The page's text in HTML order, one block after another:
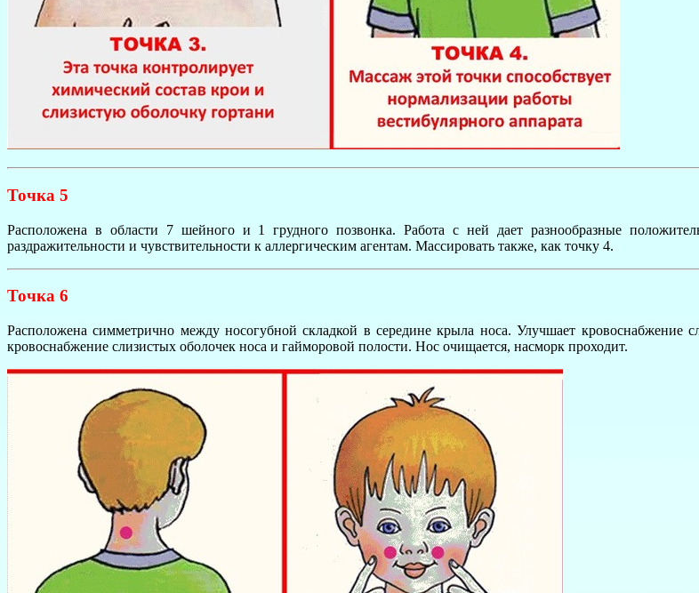
Точка 5
Расположена в области 7 шейного и 1 грудного позвонка. Работа с ней дает разнообразные
раздражительности и чувствительности к аллергическим агентам. Массировать также, как точку 4.
Точка 6
Расположена симметрично между носогубной складкой в середине крыла носа. Улучшает кровоснабжение
кровоснабжение слизистых оболочек носа и гайморовой полости. Нос очищается, насморк проходит.